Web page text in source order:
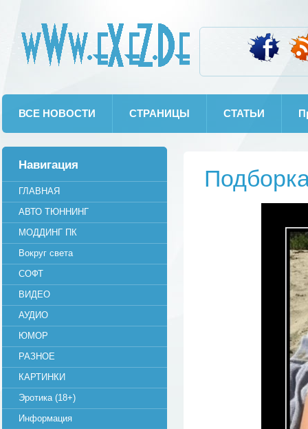
ВСЕ НОВОСТИ СТРАНИЦЫ СТАТЬИ
Навигация
ГЛАВНАЯ
АВТО ТЮННИНГ
МОДДИНГ ПК
Вокруг света
СОФТ
ВИДЕО
АУДИО
ЮМОР
РАЗНОЕ
КАРТИНКИ
Эротика (18+)
Информация